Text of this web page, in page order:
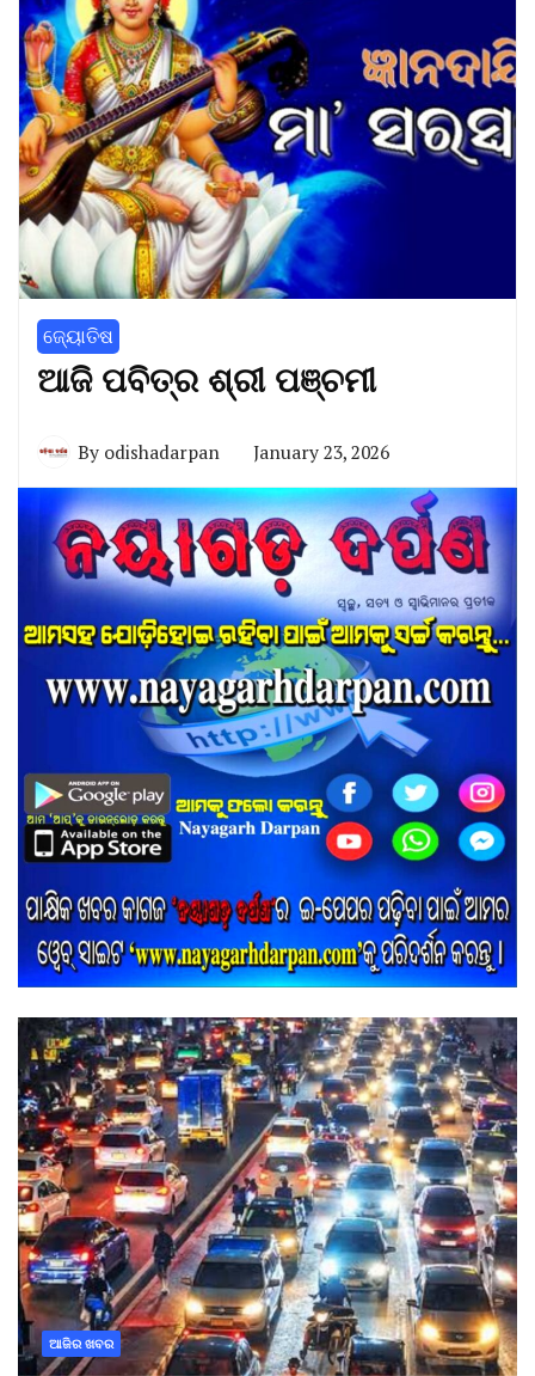
ଜ୍ୟୋତିଷ
ଆଜି ପବିତ୍ର ଶ୍ରୀ ପଞ୍ଚମୀ
By odishadarpan January 23, 2026
ଆଜିର ଖବର